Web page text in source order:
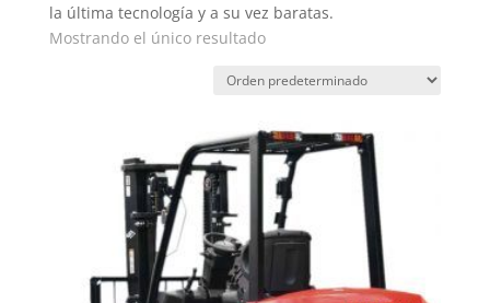
la última tecnología y a su vez baratas.
Mostrando el único resultado